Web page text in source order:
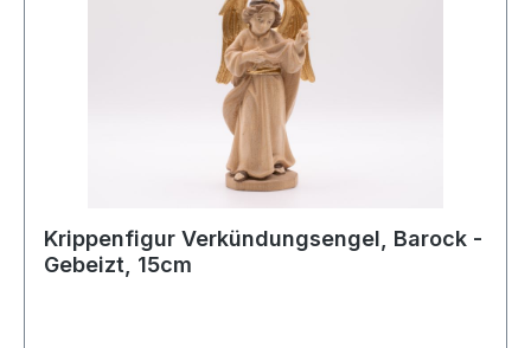
Krippenfigur Verkündungsengel, Barock -
Gebeizt, 15cm